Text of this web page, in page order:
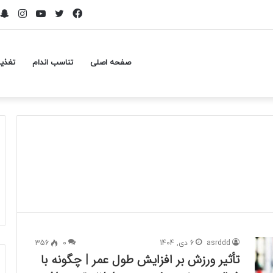
یوتیوب توییتر
فیسبوک
صفحه اصلی تناسب اندام
asrddd 6 دی, 1404 0
356
تأثیر ورزش بر افزایش طول عمر | چگونه با